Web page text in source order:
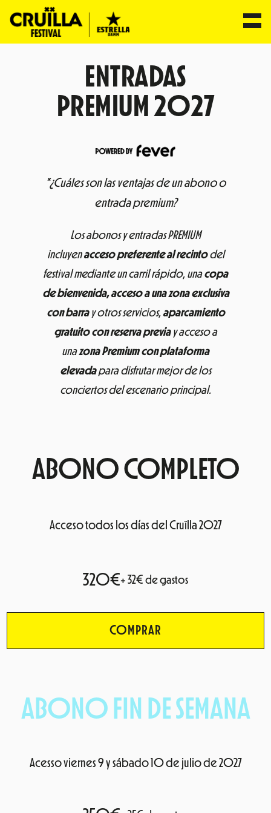
ENTRADAS
PREMIUM 2027
*¿Cuáles son las ventajas de un abono o
entrada premium?
Los abonos y entradas PREMIUM
incluyenacceso preferente al recintodel
festival mediante un carril rápido, unacopa
de bienvenida, acceso a una zona exclusiva
con barra y otros servicios, aparcamiento
gratuito con reserva previa y acceso a
unazona Premium con plataforma
elevadapara disfrutar mejor de los
conciertos del escenario principal.
ABONO COMPLETO
Acceso todos los días del Cruïlla 2027
320€+ 32€ de gastos
COMPRAR
ABONO FIN DE SEMANA
Acesso viernes 9 y sábado 10 de julio de 2027